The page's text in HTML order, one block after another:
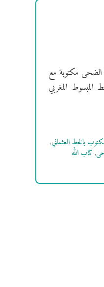
| رواية ورش عن نافع. سورة الضحى مكتوبة مع
المغربي
بالخط العثماني,
,كتاب الله